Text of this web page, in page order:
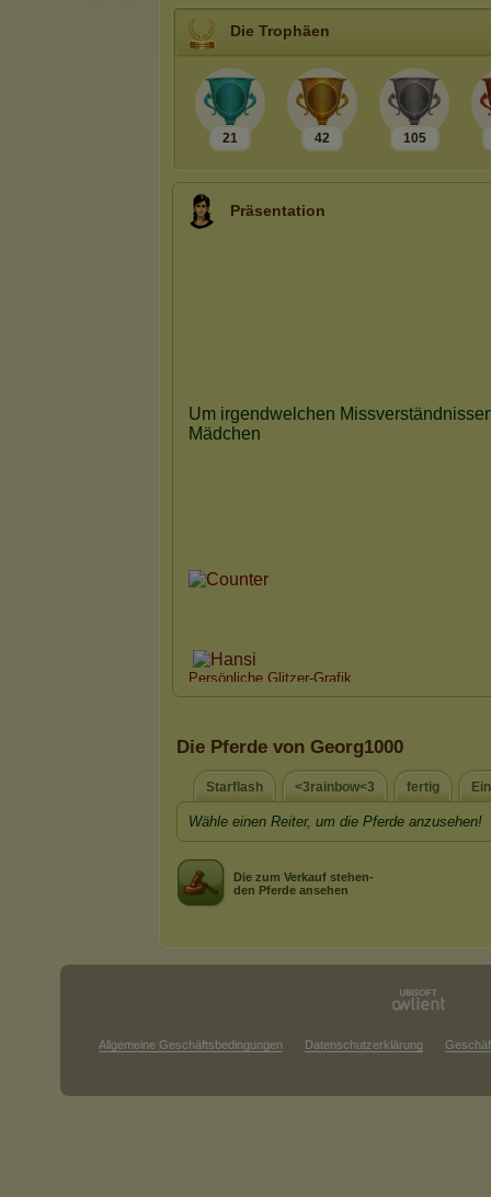
Die Trophäen
21 42 105
Präsentation
Die Pferde von Georg1000
Starflash <3rainbow<3 fertig
Wähle einen Reiter, um die Pferde anzusehen!
Die zum Verkauf stehen-
den Pferde ansehen
Allgemeine Geschäftsbedingungen Datenschutzerklärung